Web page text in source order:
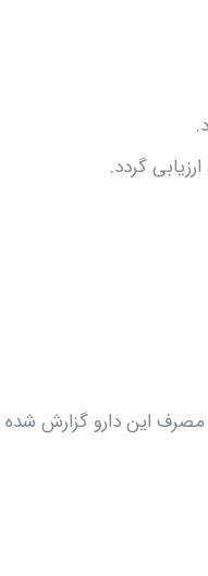
مصرف این دارو گزارش شده